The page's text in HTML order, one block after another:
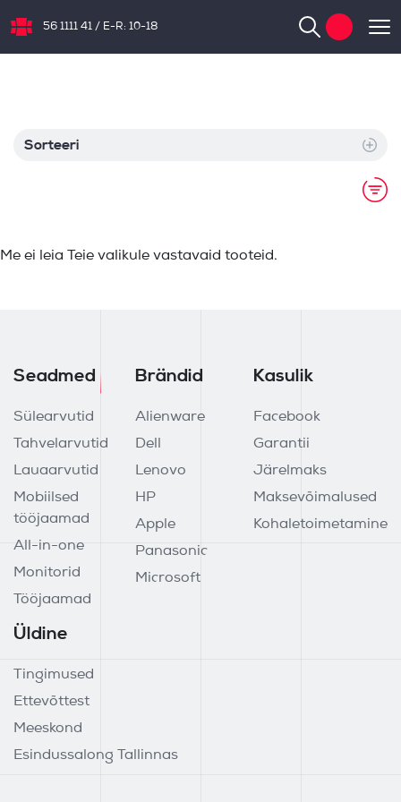
NB.ee
56 1111 41 / E-R: 10-18
Sorteeri
Me ei leia Teie valikule vastavaid tooteid.
Seadmed
Sülearvutid
Tahvelarvutid
Lauaarvutid
Mobiilsed
tööjaamad
All-in-one
Monitorid
Tööjaamad
Brändid
Alienware
Dell
Lenovo
HP
Apple
Panasonic
Microsoft
Kasulik
Facebook
Garantii
Järelmaks
Maksevõimalused
Kohaletoimetamine
Üldine
Tingimused
Ettevõttest
Meeskond
Esindussalong Tallinnas